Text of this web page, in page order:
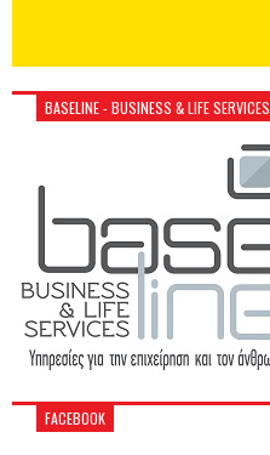
BASELINE - BUSINESS & LIFE SERVICES
FACEBOOK